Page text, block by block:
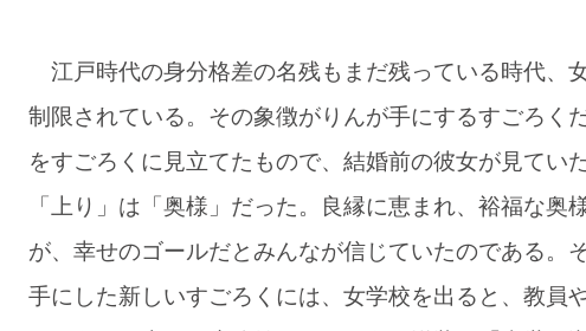
江戸時代の身分格差の名残もまだ残っている時代、
制限されている。その象徴がりんが手にするすごろく
をすごろくに見立てたもので、結婚前の彼女が見てい
「上り」は「奥様」だった。良縁に恵まれ、裕福な奥
が、幸せのゴールだとみんなが信じていたのである。
手にした新しいすごろくには、女学校を出ると、教員